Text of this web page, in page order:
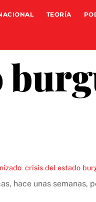
TEORÍA
crisis del estado
hace unas semanas,